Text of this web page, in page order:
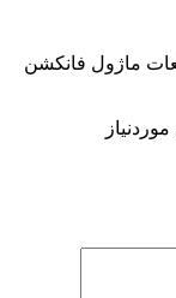
ماژول فانکشن